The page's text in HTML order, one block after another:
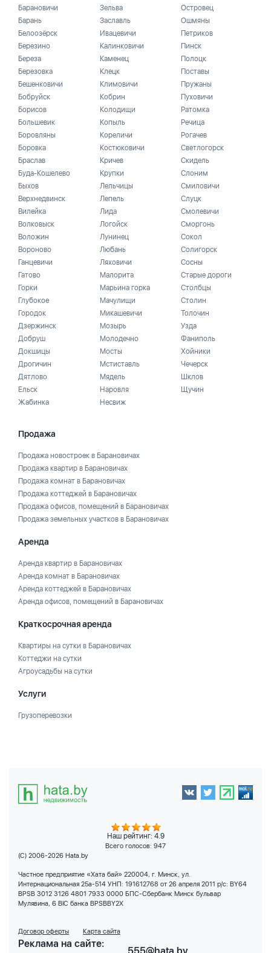
Барановичи
Барань
Белоозёрск
Березино
Береза
Березовка
Бешенковичи
Бобруйск
Борисов
Большевик
Боровляны
Боровка
Браслав
Буда-Кошелево
Быхов
Верхнедвинск
Вилейка
Волковыск
Воложин
Вороново
Ганцевичи
Гатово
Горки
Глубокое
Городок
Дзержинск
Добруш
Докшицы
Дрогичин
Дятлово
Ельск
Жабинка
Зельва
Заславль
Ивацевичи
Калинковичи
Каменец
Клецк
Климовичи
Кобрин
Колодищи
Копыль
Кореличи
Костюковичи
Кричев
Крупки
Лельчицы
Лепель
Лида
Логойск
Лунинец
Любань
Ляховичи
Малорита
Марьина горка
Мачулищи
Микашевичи
Мозырь
Молодечно
Мосты
Мстиставль
Мядель
Наровля
Несвиж
Островец
Ошмяны
Петриков
Пинск
Полоцк
Поставы
Пружаны
Пуховичи
Ратомка
Речица
Рогачев
Светлогорск
Скидель
Слоним
Смиловичи
Слуцк
Смолевичи
Сморгонь
Сокол
Солигорск
Сосны
Старые дороги
Столбцы
Столин
Толочин
Узда
Фаниполь
Хойники
Чечерск
Шклов
Щучин
Продажа
Продажа новостроек в Барановичах
Продажа квартир в Барановичах
Продажа комнат в Барановичах
Продажа коттеджей в Барановичах
Продажа офисов, помещений в Барановичах
Продажа земельных участков в Барановичах
Аренда
Аренда квартир в Барановичах
Аренда комнат в Барановичах
Аренда коттеджей в Барановичах
Аренда офисов, помещений в Барановичах
Краткосрочная аренда
Квартиры на сутки в Барановичах
Коттеджи на сутки
Агроусадьбы на сутки
Услуги
Грузоперевозки
Наш рейтинг: 4.9
Всего голосов: 947
(C) 2006-2026 Hata.by
Частное предприятие «Хата бай» 220004, г. Минск, ул.
Интернациональная 25а-514 УНП: 191612768 от 26 апреля 2011 р/с: BY64
BPSB 3012 3126 4801 7933 0000 БПС-Сбербанк Минск бульвар
Мулявина, 6 BIC банка BPSBBY2X
Договор оферты Карта сайта
Реклама на сайте: